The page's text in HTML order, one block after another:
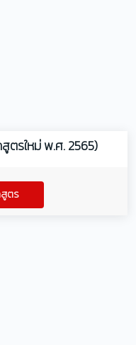
ตรใหม่ พ.ศ. 2565)
ตร